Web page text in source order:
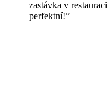
zastávka v
perfektní!”